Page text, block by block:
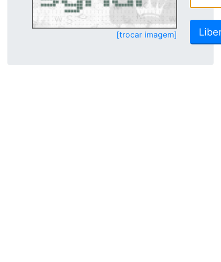
[trocar imagem]